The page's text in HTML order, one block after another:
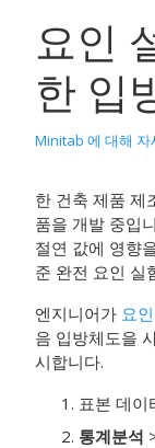
요인
한 입
Minitab 에 대해 자
한 건축 제품 제
품을 개발 중입
절연 값에 영향
준 완전 요인 실
엔지니어가 요
음 입방체도을
시합니다.
표본 데이
통계분석